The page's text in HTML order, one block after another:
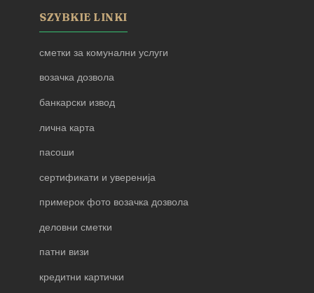
SZYBKIE LINKI
сметки за комунални услуги
возачка дозвола
банкарски извод
лична карта
пасоши
сертификати и уверенија
примерок фото возачка дозвола
деловни сметки
патни визи
кредитни картички